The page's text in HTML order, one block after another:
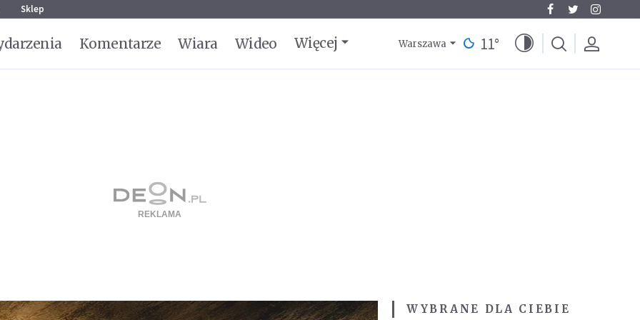
Sklep
Komentarze Wiara Wideo Więcej Warszawa 11°
WYBRANE DLA CIEBIE